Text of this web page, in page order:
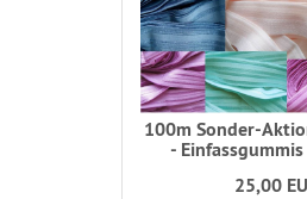
100m Sonder-
-
25,00